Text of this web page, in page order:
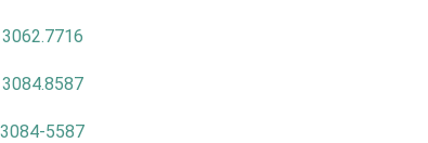
5587